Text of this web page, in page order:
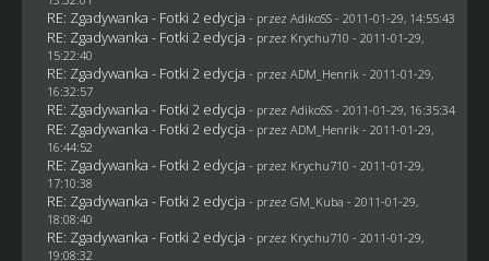
RE: Zgadywanka - Fotki 2 edycja - przez AdikoSS - 2011-01-29, 14:55:43
RE: Zgadywanka - Fotki 2 edycja - przez Krychu710 - 2011-01-29,
15:22:40
RE: Zgadywanka - Fotki 2 edycja - przez ADM_Henrik - 2011-01-29,
16:32:57
RE: Zgadywanka - Fotki 2 edycja - przez AdikoSS - 2011-01-29, 16:35:34
RE: Zgadywanka - Fotki 2 edycja - przez ADM_Henrik - 2011-01-29,
16:44:52
RE: Zgadywanka - Fotki 2 edycja - przez Krychu710 - 2011-01-29,
17:10:38
RE: Zgadywanka - Fotki 2 edycja - przez GM_Kuba - 2011-01-29,
18:08:40
RE: Zgadywanka - Fotki 2 edycja - przez Krychu710 - 2011-01-29,
19:08:32